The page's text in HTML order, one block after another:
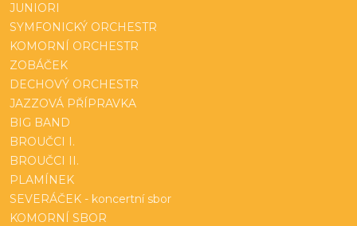
JUNIORI
SYMFONICKÝ ORCHESTR
KOMORNÍ ORCHESTR
ZOBÁČEK
DECHOVÝ ORCHESTR
JAZZOVÁ PŘÍPRAVKA
BIG BAND
BROUČCI I.
BROUČCI II.
PLAMÍNEK
SEVERÁČEK - koncertní sbor
KOMORNÍ SBOR